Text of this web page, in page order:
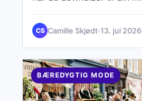
CS Camille Skjødt·13. jul 2026
BÆREDYGTIG MODE